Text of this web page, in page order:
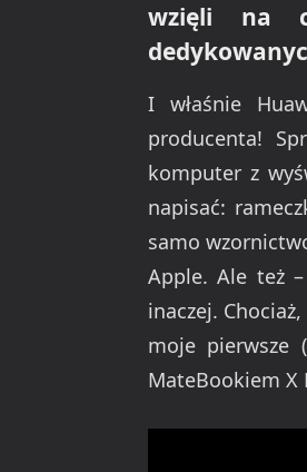
wzięli na
I właśnie
producenta!
komputer z
napisać:
samo
Apple. Ale też
inaczej.
moje pierwsze
MateBookiem X